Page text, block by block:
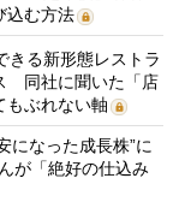
込む方法
きる新形態レストラ
同社に聞いた「店
もぶれない軸
になった成長株”に
が「絶好の仕込み